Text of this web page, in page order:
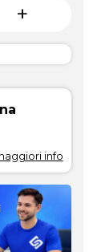
+
info